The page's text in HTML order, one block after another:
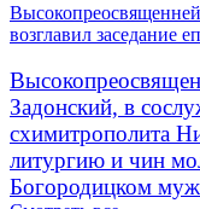
возглавил заседание
Задонский, в
схимитрополита
литургию и чин
Богородицком